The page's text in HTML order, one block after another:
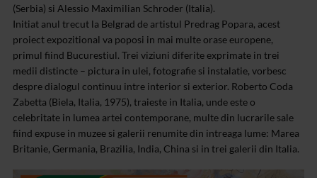
(Serbia) si Alessio Maximilian Schroder (Italia).
Initiat anul trecut la Belgrad de artistul Predrag Popara, acest
proiect expozitional va poposi in mai multe orase europene,
primul fiind Bucurestiul. Trei viziuni diferite exprimate in trei
medii distincte – pictura in ulei, fotografie si instalatie, vorbesc
despre dialogul continuu intre interior si exterior. Roberto Coda
Zabetta (Biela, Italia, 1975), traieste in Italia, unde este o
celebritate in lumea artei contemporane, multe din lucrarile sale
fiind expuse in muzee si galerii renumite din intreaga lume: Marea
Britanie, Germania, Brazilia, India, China si in trei galerii din Italia.